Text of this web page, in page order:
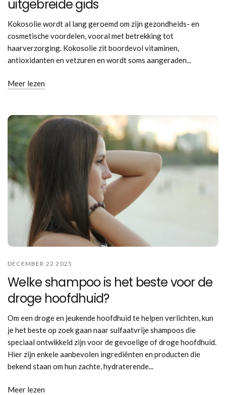
uitgebreide gids
Kokosolie wordt al lang geroemd om zijn gezondheids- en
cosmetische voordelen, vooral met betrekking tot
haarverzorging. Kokosolie zit boordevol vitaminen,
antioxidanten en vetzuren en wordt soms aangeraden...
Meer lezen
DECEMBER 22 2025
Welke shampoo is het beste voor de
droge hoofdhuid?
Om een droge en jeukende hoofdhuid te helpen verlichten, kun
je het beste op zoek gaan naar sulfaatvrije shampoos die
speciaal ontwikkeld zijn voor de gevoelige of droge hoofdhuid.
Hier zijn enkele aanbevolen ingrediënten en producten die
bekend staan om hun zachte, hydraterende...
Meer lezen